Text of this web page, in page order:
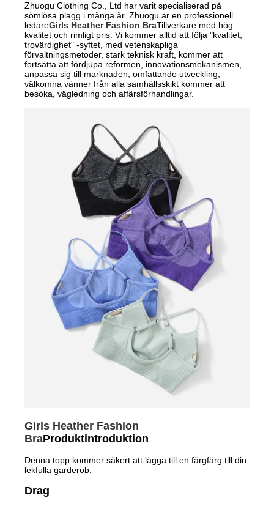
Zhuogu Clothing Co., Ltd har varit specialiserad på
sömlösa plagg i många år. Zhuogu är en professionell
ledareGirls Heather Fashion BraTillverkare med hög
kvalitet och rimligt pris. Vi kommer alltid att följa "kvalitet,
trovärdighet" -syftet, med vetenskapliga
förvaltningsmetoder, stark teknisk kraft, kommer att
fortsätta att fördjupa reformen, innovationsmekanismen,
anpassa sig till marknaden, omfattande utveckling,
välkomna vänner från alla samhällsskikt kommer att
besöka, vägledning och affärsförhandlingar.
Girls Heather Fashion
BraProduktintroduktion
Denna topp kommer säkert att lägga till en färgfärg till din
lekfulla garderob.
Drag